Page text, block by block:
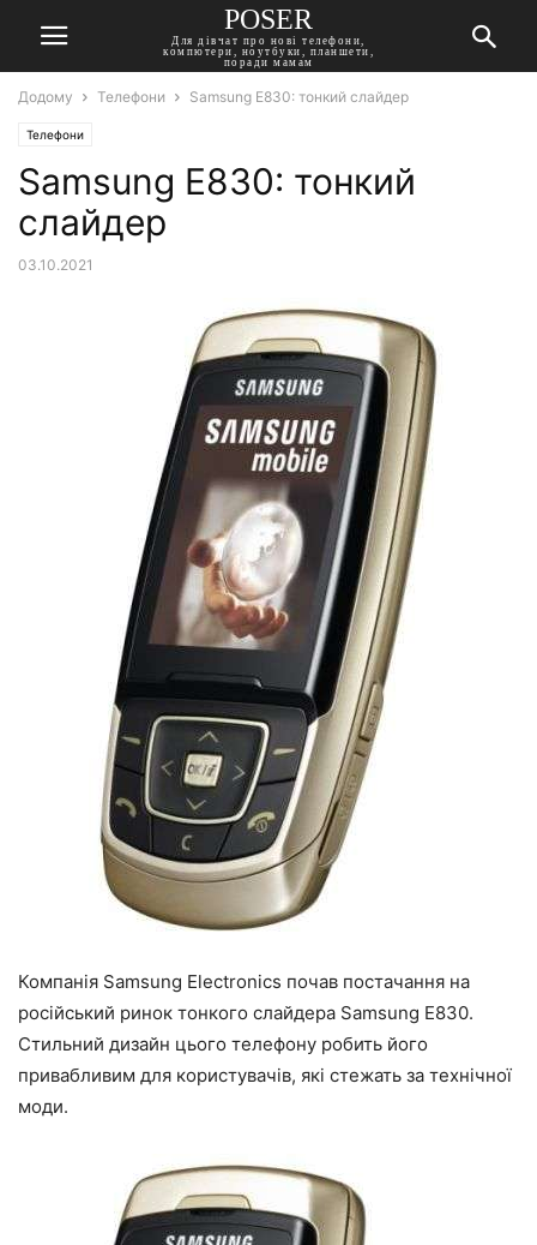
POSER
Для дівчат про нові телефони,
компютери, ноутбуки, планшети,
поради мамам
Додому Телефони Samsung E830: тонкий слайдер
Телефони
Samsung E830: тонкий
слайдер
03.10.2021
Компанія Samsung Electronics почав постачання на
російський ринок тонкого слайдера Samsung Е830.
Стильний дизайн цього телефону робить його
привабливим для користувачів, які стежать за технічної
моди.